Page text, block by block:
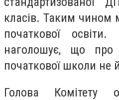
класів. Таким чином
початкової
наголошує, що
початкової школи не
Голова Комітету